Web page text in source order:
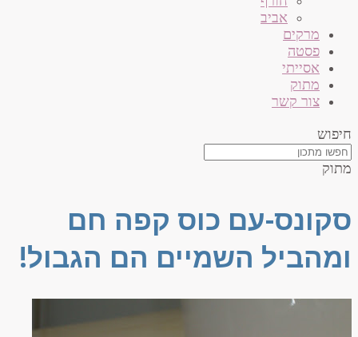
אביב
מרקים
פסטה
אסייתי
מתוק
צור קשר
חיפוש
מתוק
סקונס-עם כוס קפה חם
ומהביל השמיים הם הגבול!